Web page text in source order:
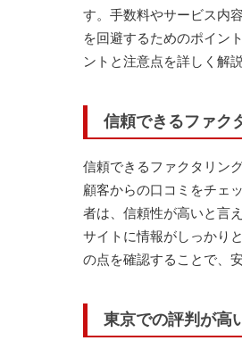
す。手数料やサービス内
を回避するためのポイン
ントと注意点を詳しく解
信頼できるファク
信頼できるファクタリン
顧客からの口コミをチェ
者は、信頼性が高いと言
サイトに情報がしっかり
の点を確認することで、
東京での評判が高